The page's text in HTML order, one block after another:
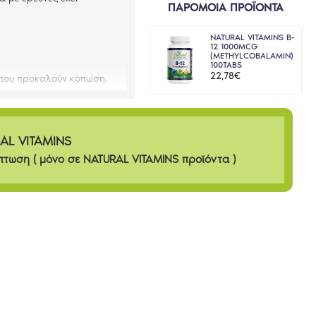
προκαλούν κόπωση,
βιοφλαβονοειδή τα
κερσετίνη και
ΠΑΡΟΜΟΙΑ ΠΡΟΪΟΝΤΑ
NATURAL VITAMINS B-
12 1000MCG
(METHYLCOBALAMIN)
100TABS
22,78€
VITAMINS
( μόνο σε NATURAL VITAMINS προϊόντα )